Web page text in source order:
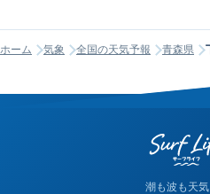
ホーム 気象 全国の天気予報 青森県
潮も波も天気